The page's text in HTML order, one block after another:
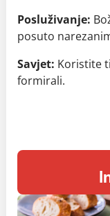
Posluživanje:
posuto
Savjet: Koristite
formirali.